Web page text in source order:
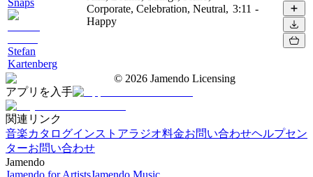
Stefan
Kartenberg
Corporate, Celebration, Neutral,
Happy
3:11 -
© 2026 Jamendo Licensing
アプリを入手
関連リンク
音楽カタログインストアラジオ料金お問い合わせヘルプセン
ターお問い合わせ
Jamendo
Jamendo for ArtistsJamendo Music